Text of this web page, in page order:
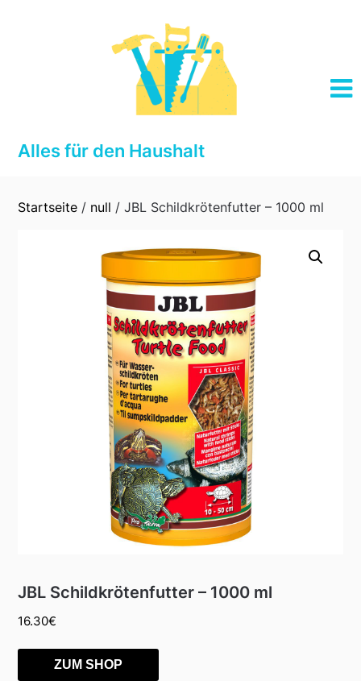
Alles für den Haushalt
Startseite / null / JBL Schildkrötenfutter – 1000 ml
JBL Schildkrötenfutter – 1000 ml
16.30€
ZUM SHOP